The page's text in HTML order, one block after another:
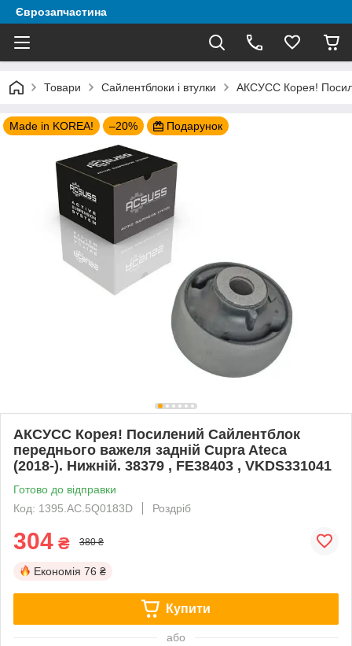
Єврозапчастина
Товари Сайлентблоки і втулки АКСУСС Корея!
Made in KOREA! –20% Подарунок
АКСУСС Корея! Посилений Сайлентблок
переднього важеля задній Cupra Ateca
(2018-). Нижній. 38379 , FE38403 , VKDS331041
Готово до відправки
Код: 1395.AC.5Q0183D
Роздріб
304 ₴ 380 ₴
Економія 76 ₴
Купити
або